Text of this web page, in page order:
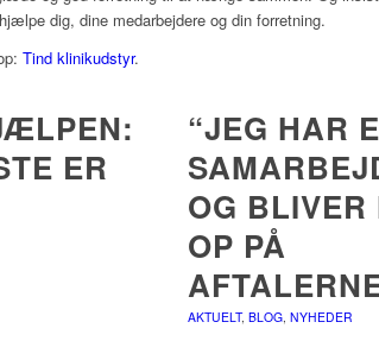
dig, dine medarbejdere og din forretning.
Tind klinikudstyr.
ER
“JEG HAR
OG BLIVER
OP PÅ
AKTUELT, BLOG, NYHEDER